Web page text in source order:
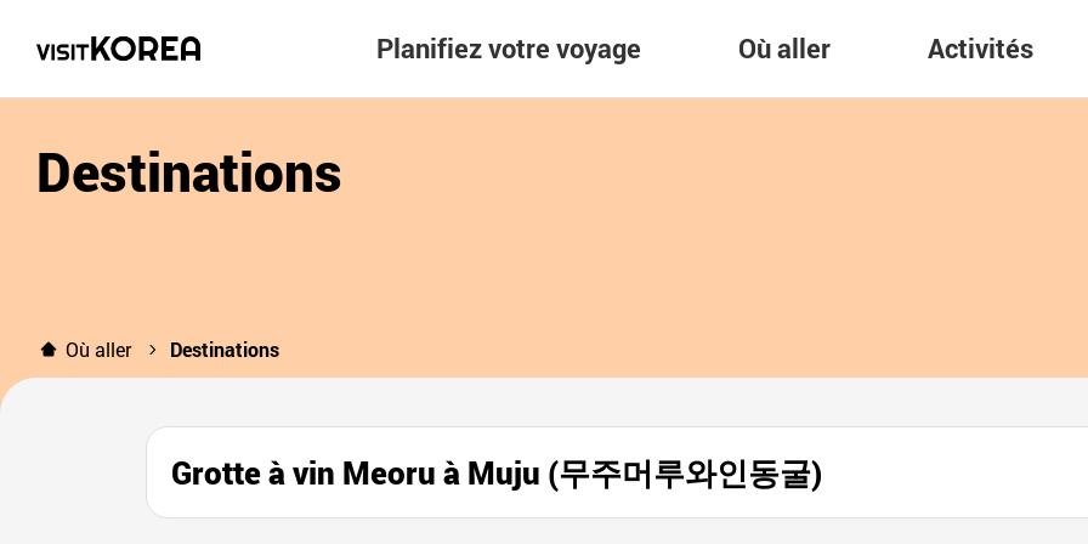
Planifiez votre voyage Où aller Activités
Destinations
Où aller Destinations
Grotte à vin Meoru à Muju (무주머루와인동굴)